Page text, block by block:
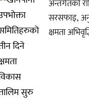
अन्तर्गतको
सरसफाइ,
क्षमता